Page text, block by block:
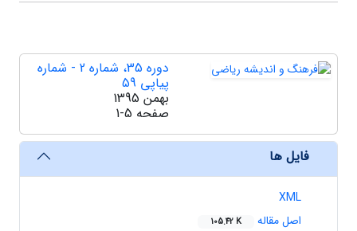
دوره 35، شماره 2 - شماره
پیاپی 59
بهمن 1395
صفحه 1-5
فایل ها
XML
اصل مقاله
105.42 K